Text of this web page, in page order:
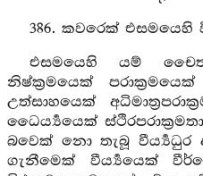
386. කවරෙක් එසමයෙහි
එසමයෙහි යම්
නිෂ්ක්‍රමයෙක්
උත්සාහයෙක්
ධෛර්‍ය්‍යයෙක්
බවෙක් නො තැබූ වීර්‍ය්‍යධුර
ගැනීමෙක් වීර්‍ය්‍යයෙක්